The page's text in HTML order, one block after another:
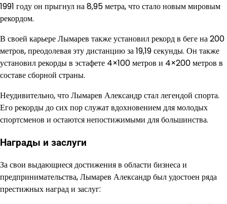
1991 году он прыгнул на 8,95 метра, что стало новым мировым
рекордом.
В своей карьере Лымарев также установил рекорд в беге на 200
метров, преодолевая эту дистанцию за 19,19 секунды. Он также
установил рекорды в эстафете 4×100 метров и 4×200 метров в
составе сборной страны.
Неудивительно, что Лымарев Александр стал легендой спорта.
Его рекорды до сих пор служат вдохновением для молодых
спортсменов и остаются непостижимыми для большинства.
Награды и заслуги
За свои выдающиеся достижения в области бизнеса и
предпринимательства, Лымарев Александр был удостоен ряда
престижных наград и заслуг: